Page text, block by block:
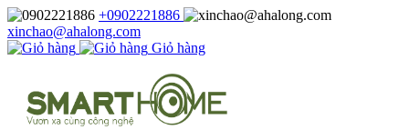
+0902221886
xinchao@ahalong.com
Giỏ hàng